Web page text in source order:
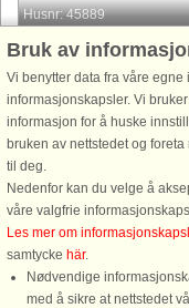
Husnr: 45889
Søhøjlandet
10 personer, 145 m²
400 m til kyst.
Renoveret skønt
for enden af ​​lukket vej.
og flere hyggekroge, hvor
Bruk av
Vi benytter data fra våre
informasjonskapsler. Vi
informasjon for å huske
bruken av nettstedet og
til deg.
Nedenfor kan du velge å
våre valgfrie
Les mer om
samtycke här.
Nødvendige
med å sikre at nettstedet